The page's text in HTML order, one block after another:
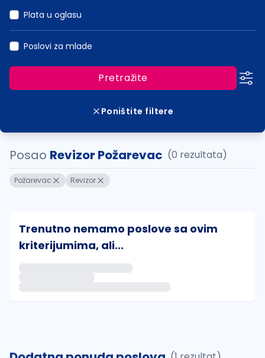
Plata u oglasu
Poslovi za mlade
Pretražite
Poništite filtere
Posao Revizor Požarevac (0 rezultata)
Požarevac Revizor
Trenutno nemamo poslove sa ovim
kriterijumima, ali...